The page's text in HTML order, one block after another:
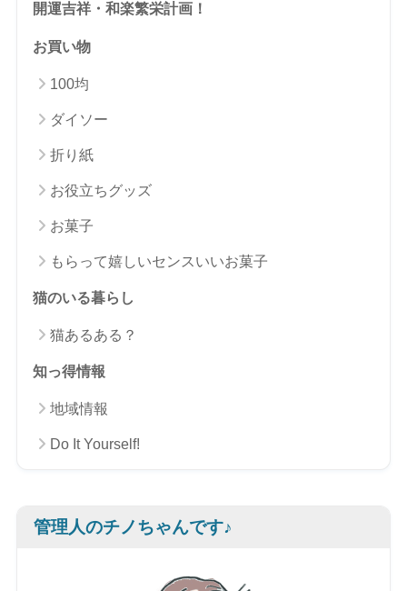
開運吉祥・和楽繁栄計画！
お買い物
100均
ダイソー
折り紙
お役立ちグッズ
お菓子
もらって嬉しいセンスいいお菓子
猫のいる暮らし
猫あるある？
知っ得情報
地域情報
Do It Yourself!
管理人のチノちゃんです♪